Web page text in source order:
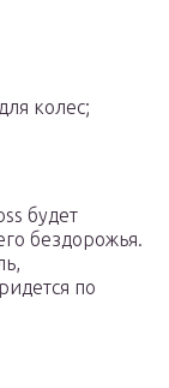
колес;
будет
бездорожья.
по